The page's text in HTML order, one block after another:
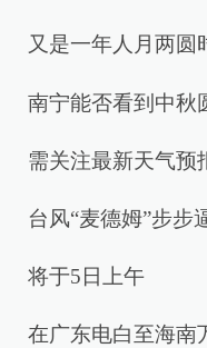
又是一年人月两圆
南宁能否看到中秋
需关注最新天气预
台风“麦德姆”步步
将于5日上午
在广东电白至海南